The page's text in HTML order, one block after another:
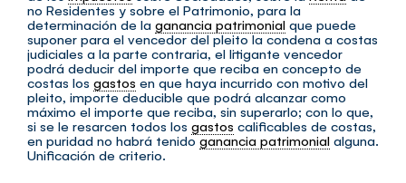
no Residentes y sobre el Patrimonio, para la
determinación de la ganancia patrimonial que puede
suponer para el vencedor del pleito la condena a costas
judiciales a la parte contraria, el litigante vencedor
podrá deducir del importe que reciba en concepto de
costas los gastos en que haya incurrido con motivo del
pleito, importe deducible que podrá alcanzar como
máximo el importe que reciba, sin superarlo; con lo que,
si se le resarcen todos los gastos calificables de costas,
en puridad no habrá tenidoganancia patrimonial alguna.
Unificación de criterio.